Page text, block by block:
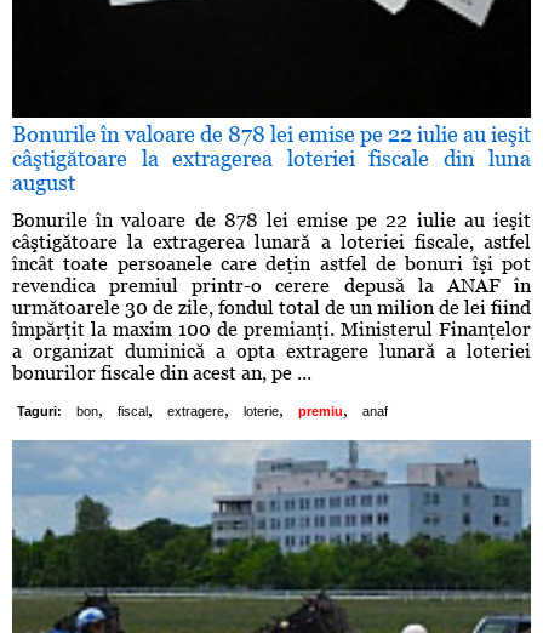
Bonurile în valoare de 878 lei emise pe 22 iulie au ieşit
câştigătoare la extragerea loteriei fiscale din luna
august
Bonurile în valoare de 878 lei emise pe 22 iulie au ieşit
câştigătoare la extragerea lunară a loteriei fiscale, astfel
încât toate persoanele care deţin astfel de bonuri îşi pot
revendica premiul printr-o cerere depusă la ANAF în
următoarele 30 de zile, fondul total de un milion de lei fiind
împărţit la maxim 100 de premianţi. Ministerul Finanţelor
a organizat duminică a opta extragere lunară a loteriei
bonurilor fiscale din acest an, pe ...
Taguri: bon, fiscal , extragere, loterie, premiu, anaf